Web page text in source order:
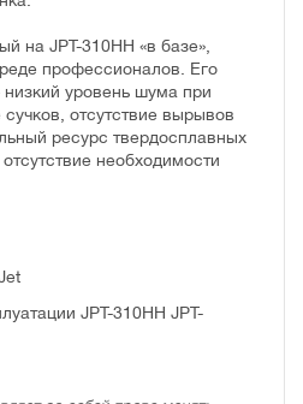
на JPT-310HH «в базе»,
профессионалов. Его
уровень шума при
отсутствие вырывов
ресурс твердосплавных
необходимости
JPT-310HH JPT-